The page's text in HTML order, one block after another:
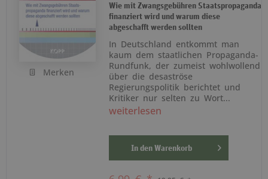
Merken
Wie mit Zwangsgebühren Staatspropaganda
finanziert wird und warum diese
abgeschafft werden sollten
In Deutschland entkommt man
kaum dem staatlichen Propaganda-
Rundfunk, der zumeist wohlwollend
über die desaströse
Regierungspolitik berichtet und
Kritiker nur selten zu Wort...
weiterlesen
In den Warenkorb